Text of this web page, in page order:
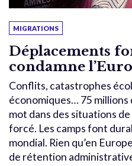
MIGRATIONS
Déplacements
condamne
Conflits, catastrophes
économiques… 75 millions
mot dans des situations
forcé. Les camps font
mondial. Rien qu’en
de rétention